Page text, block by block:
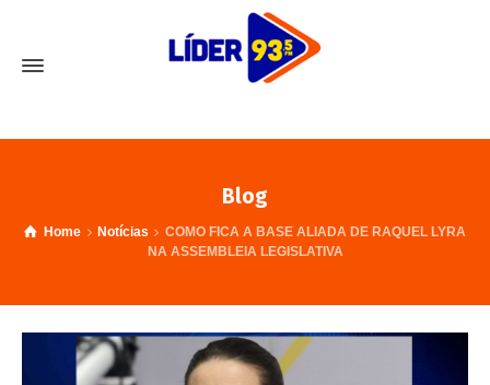
Blog
Home Notícias
COMO FICA A BASE ALIADA DE RAQUEL LYRA
NA ASSEMBLEIA LEGISLATIVA